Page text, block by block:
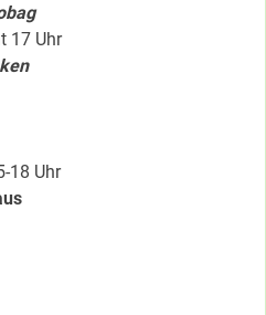
17 Uhr
18 Uhr